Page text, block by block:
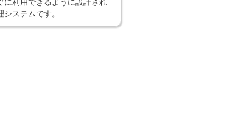
に利用できるように設計され
ステムです。